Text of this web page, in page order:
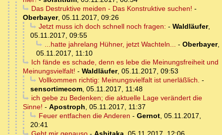
Das Destruktive meiden - Das Konstruktive suchen! -
Oberbayer, 05.11.2017, 09:26
Jetzt muss ich doch schnell noch fragen: - Waldläufer,
05.11.2017, 09:55
...hatte jahrelang Hühner, jetzt Wachteln... - Oberbayer,
05.11.2017, 11:10
Ich fände es schade, denn es lebe die Meinungsfreiheit und
Meinungsvielfalt! - Waldläufer, 05.11.2017, 09:53
Vollkommen richtig: Meinungsvielfalt ist unerläßlich. -
sensortimecom, 05.11.2017, 11:48
ich gebe zu Bedenken; die aktuelle Lage verändert die
Sinne! - Apostroph, 05.11.2017, 11:37
Feuer entfachen die Anderen - Gernot, 05.11.2017,
20:41